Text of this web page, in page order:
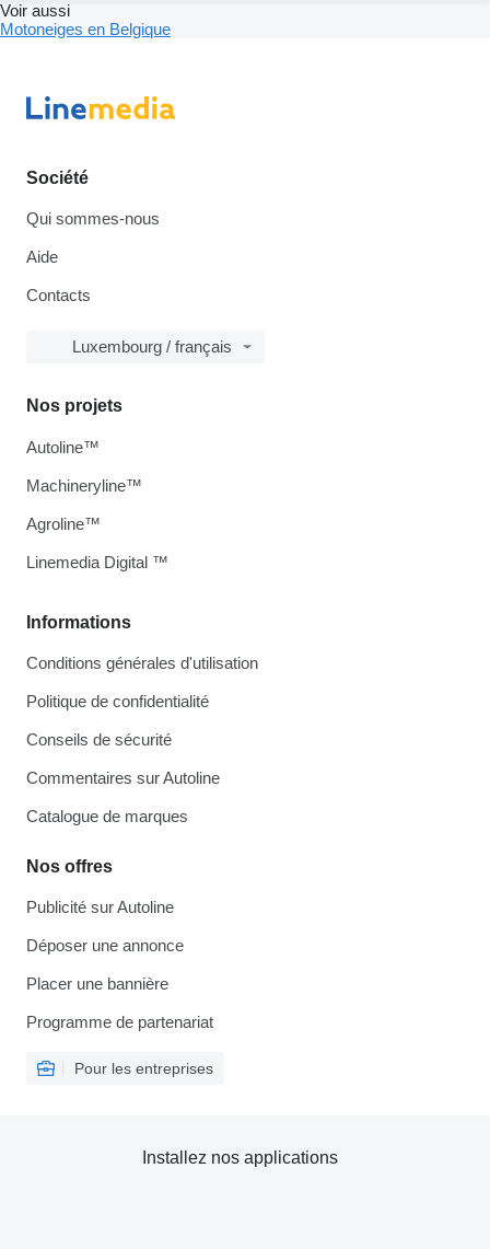
Voir aussi
Motoneiges en Belgique
Société
Qui sommes-nous
Aide
Contacts
Luxembourg / français
Informations
Conditions générales d'utilisation
Politique de confidentialité
Conseils de sécurité
Commentaires sur Autoline
Catalogue de marques
Nos offres
Publicité sur Autoline
Déposer une annonce
Placer une bannière
Programme de partenariat
Pour les entreprises
Nos projets
Autoline™
Machineryline™
Agroline™
Linemedia Digital ™
Installez nos applications